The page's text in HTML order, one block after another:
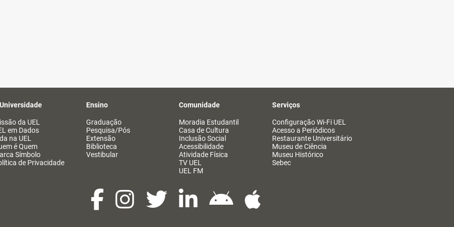
da UEL
em Dados
na UEL
é Quem
Símbolo
de Privacidade
Ensino
Graduação
Pesquisa/Pós
Extensão
Biblioteca
Vestibular
Comunidade
Moradia Estudantil
Casa de Cultura
Inclusão Social
Acessibilidade
Atividade Física
TV UEL
UEL FM
Serviços
Configuração Wi-Fi UEL
Acesso a Periódicos
Restaurante Universitário
Museu de Ciência
Museu Histórico
Sebec